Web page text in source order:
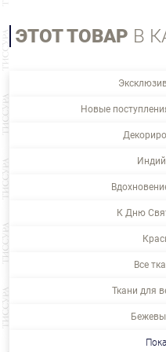
ЭТОТ ТОВАР В
Новые
К Дню
Все
Ткани для